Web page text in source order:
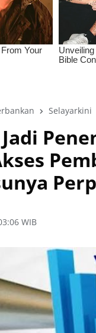
Selayarkini
WIB